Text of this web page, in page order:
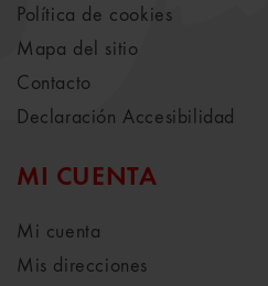
Política de cookies
Mapa del sitio
Contacto
Declaración Accesibilidad
MI CUENTA
Mi cuenta
Mis direcciones